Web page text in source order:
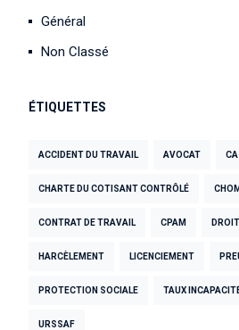
Général
Non Classé
ÉTIQUETTES
ACCIDENT DU TRAVAIL AVOCAT
CHARTE DU COTISANT CONTRÔLÉ
CONTRAT DE TRAVAIL CPAM
HARCÈLEMENT LICENCIEMENT
PROTECTION SOCIALE TAUX
URSSAF